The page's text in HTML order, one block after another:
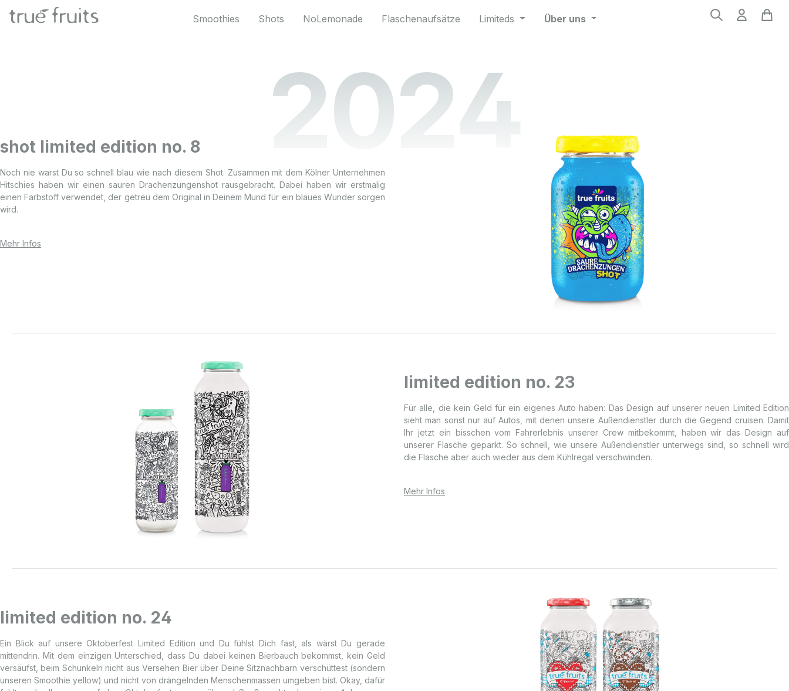
Hauptinhalt springen
Zur Suche springen
Zur Hauptnavigation springen Smoothies Shots NoLemonade Flaschenaufsätze Limiteds Über uns
2024
shot limited edition no. 8
Noch nie warst Du so schnell blau wie nach diesem Shot. Zusammen mit dem Kölner Unternehmen
Hitschies haben wir einen sauren Drachenzungenshot rausgebracht. Dabei haben wir erstmalig
einen Farbstoff verwendet, der getreu dem Original in Deinem Mund für ein blaues Wunder sorgen
wird.
Mehr Infos
limited edition no. 23
Für alle, die kein Geld für ein eigenes Auto haben: Das Design auf unserer neuen Limited Edition
sieht man sonst nur auf Autos, mit denen unsere Außendienstler durch die Gegend cruisen. Damit
Ihr jetzt ein bisschen vom Fahrerlebnis unserer Crew mitbekommt, haben wir das Design auf
unserer Flasche geparkt. So schnell, wie unsere Außendienstler unterwegs sind, so schnell wird
die Flasche aber auch wieder aus dem Kühlregal verschwinden.
Mehr Infos
limited edition no. 24
Ein Blick auf unsere Oktoberfest Limited Edition und Du fühlst Dich fast, als wärst Du gerade
mittendrin. Mit dem einzigen Unterschied, dass Du dabei keinen Bierbauch bekommst, kein Geld
versäufst, beim Schunkeln nicht aus Versehen Bier über Deine Sitznachbarn verschüttest (sondern
unseren Smoothie yellow) und nicht von drängelnden Menschenmassen umgeben bist. Okay, dafür